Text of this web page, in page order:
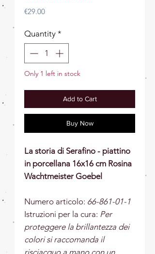
€29.00Price
Quantity *
Only 1 left in stock
Add to Cart
Buy Now
La storia di Serafino - piattino
in porcellana 16x16 cm Rosina
Wachtmeister Goebel
Numero articolo: 66-861-01-1
Istruzioni per la cura: Per
proteggere la brillantezza dei
colori si raccomanda il